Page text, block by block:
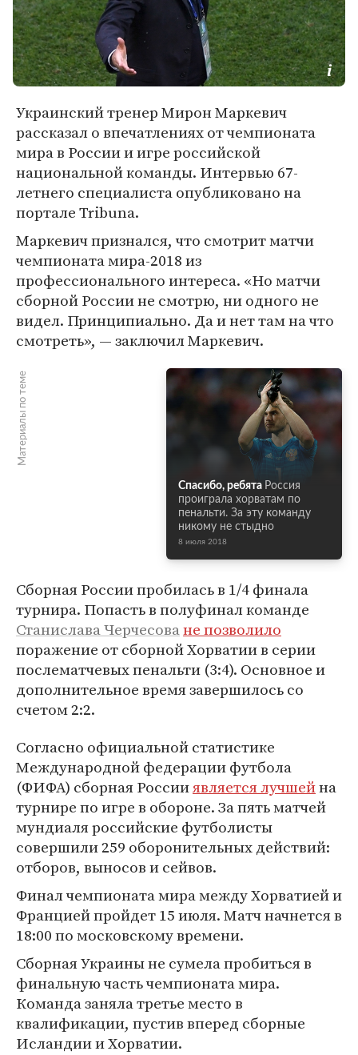
Украинский тренер Мирон Маркевич
рассказал о впечатлениях от чемпионата
мира в России и игре российской
национальной команды. Интервью 67-
летнего специалиста опубликовано на
портале Tribuna.
Маркевич признался, что смотрит матчи
чемпионата мира-2018 из
профессионального интереса. «Но матчи
сборной России не смотрю, ни одного не
видел. Принципиально. Да и нет там на что
смотреть», — заключил Маркевич.
Материалы по теме
Спасибо, ребята Россия
проиграла хорватам по
пенальти. За эту команду
никому не стыдно
8 июля 2018
Сборная России пробилась в 1/4 финала
турнира. Попасть в полуфинал команде
Станислава Черчесоване позволило
поражение от сборной Хорватии в серии
послематчевых пенальти (3:4). Основное и
дополнительное время завершилось со
счетом 2:2.
Согласно официальной статистике
Международной федерации футбола
(ФИФА) сборная Россииявляется лучшейна
турнире по игре в обороне. За пять матчей
мундиаля российские футболисты
совершили 259 оборонительных действий:
отборов, выносов и сейвов.
Финал чемпионата мира между Хорватией и
Францией пройдет 15 июля. Матч начнется в
18:00 по московскому времени.
Сборная Украины не сумела пробиться в
финальную часть чемпионата мира.
Команда заняла третье место в
квалификации, пустив вперед сборные
Исландии и Хорватии.